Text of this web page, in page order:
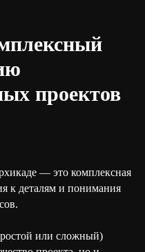
проектов
— это комплексная
к деталям и понимания
или сложный)